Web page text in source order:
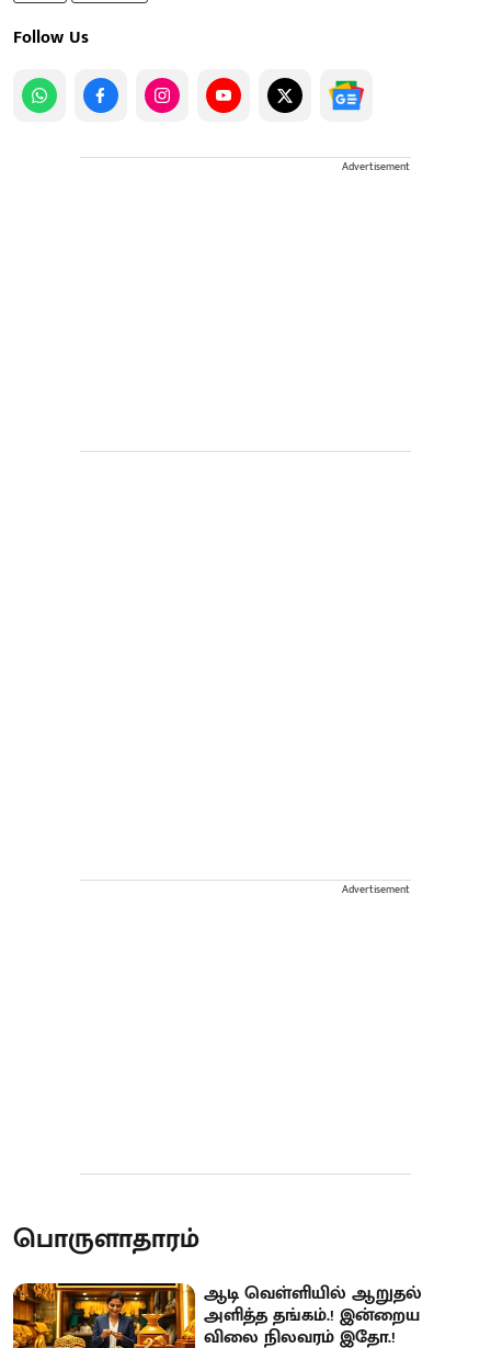
Follow Us
Advertisement
Advertisement
பொருளாதாரம்
ஆடி வெள்ளியில் ஆறுதல்
அளித்த தங்கம்.! இன்றைய
விலை நிலவரம் இதோ.!